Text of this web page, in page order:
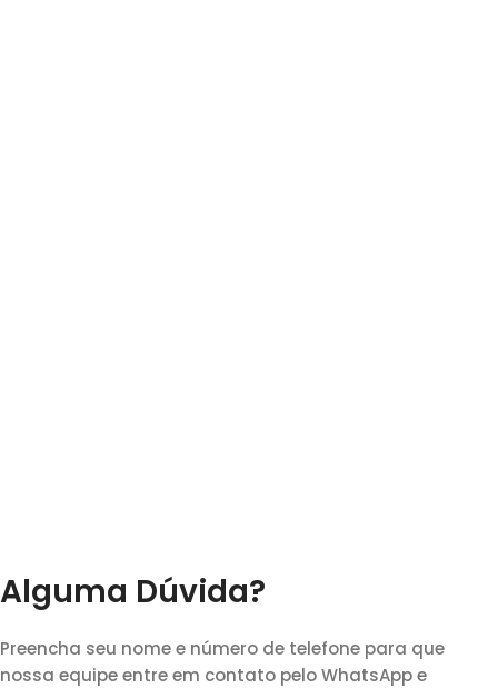
Alguma Dúvida?
Preencha seu nome e número de telefone para que
nossa equipe entre em contato pelo WhatsApp e